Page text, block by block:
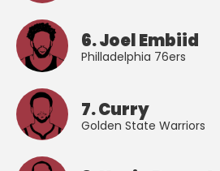
6. Joel Embiid
Philladelphia 76ers
7. Curry
Golden State Warriors